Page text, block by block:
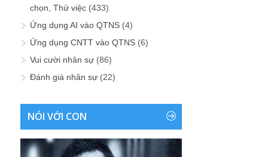
chọn, Thử việc (433)
Ứng dụng AI vào QTNS (4)
Ứng dụng CNTT vào QTNS (6)
Vui cười nhân sự (86)
Đánh giá nhân sự (22)
NÓI VỚI CON